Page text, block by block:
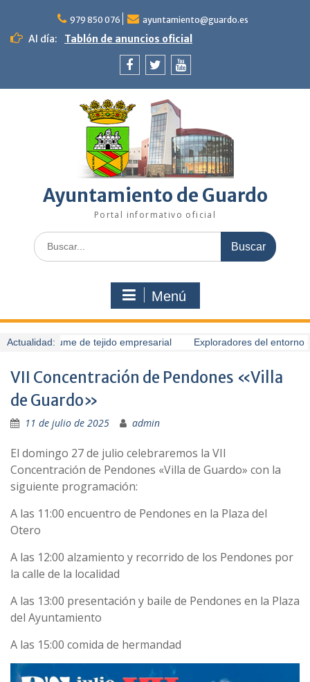
contenido
979 850 076 ayuntamiento@guardo.es
Al día: Tablón de anuncios oficial
Ayuntamiento de Guardo
Portal informativo oficial
Buscar:
Menú
Actualidad:presume de tejido empresarial Exploradores del entorno
VII Concentración de Pendones «Villa
de Guardo»
11 de julio de 2025 admin
El domingo 27 de julio celebraremos la VII
Concentración de Pendones «Villa de Guardo» con la
siguiente programación:
A las 11:00 encuentro de Pendones en la Plaza del
Otero
A las 12:00 alzamiento y recorrido de los Pendones por
la calle de la localidad
A las 13:00 presentación y baile de Pendones en la Plaza
del Ayuntamiento
A las 15:00 comida de hermandad